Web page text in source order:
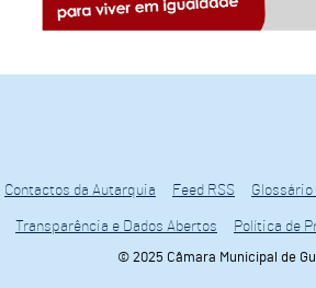
Contactos da Autarquia Feed RSS Glossário
Transparência e Dados Abertos
Política de
© 2025 Câmara Municipal de